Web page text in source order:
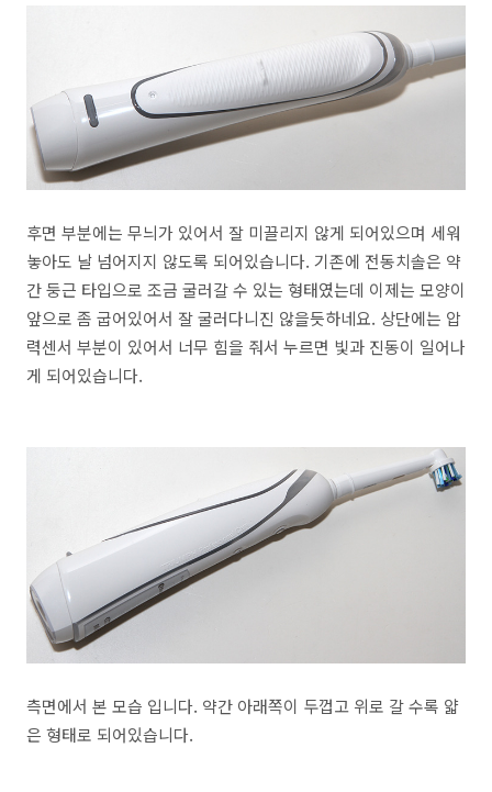
후면 부분에는 무늬가 있어서 잘 미끌리지 않게 되어있으며 세워
놓아도 날 넘어지지 않도록 되어있습니다. 기존에 전동치솔은 약
간 둥근 타입으로 조금 굴러갈 수 있는 형태였는데 이제는 모양이
앞으로 좀 굽어있어서 잘 굴러다니진 않을듯하네요. 상단에는 압
력센서 부분이 있어서 너무 힘을 줘서 누르면 빛과 진동이 일어나
게 되어있습니다.
측면에서 본 모습 입니다. 약간 아래쪽이 두껍고 위로 갈 수록 얇
은 형태로 되어있습니다.